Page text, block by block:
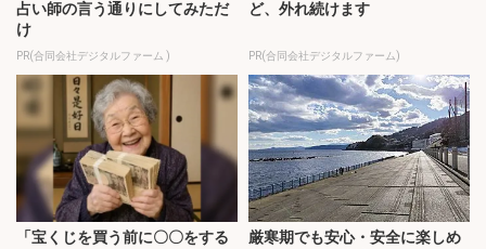
占い師の言う通りにしてみただ
け
PR(合同会社デジタルファーム )
ど、外れ続けます
PR(合同会社デジタルファーム)
「宝くじを買う前に〇〇をする
厳寒期でも安心・安全に楽しめ